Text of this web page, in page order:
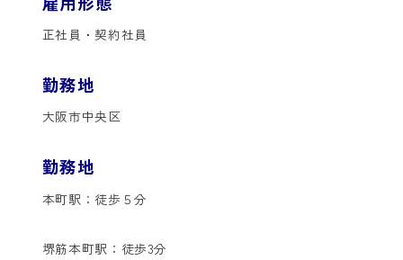
正社員・契約社員
勤務地
大阪市中央区
勤務地
本町駅：徒歩５分
堺筋本町駅：徒歩3分